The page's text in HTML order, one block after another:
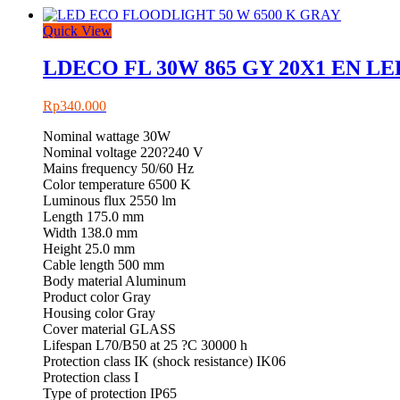
Quick View
LDECO FL 30W 865 GY 20X1 EN
Rp340.000
Nominal wattage 30W
Nominal voltage 220?240 V
Mains frequency 50/60 Hz
Color temperature 6500 K
Luminous flux 2550 lm
Length 175.0 mm
Width 138.0 mm
Height 25.0 mm
Cable length 500 mm
Body material Aluminum
Product color Gray
Housing color Gray
Cover material GLASS
Lifespan L70/B50 at 25 ?C 30000 h
Protection class IK (shock resistance) IK06
Protection class I
Type of protection IP65